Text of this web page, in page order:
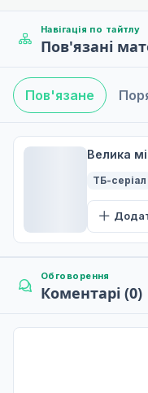
Плід кохання
6
17 трав. 2026
У старій
24 трав. 2026
Доручення Ай
31 трав. 2026
Цубомі та
Навігація по тайтлу
Пов'язані
Пов'язане
Велика
ТБ-серіал
Обговорення
Коментарі (0)